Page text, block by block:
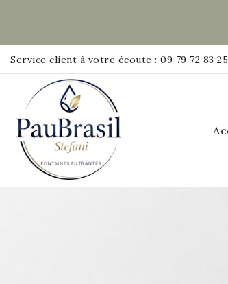
Service client à votre écoute : 09 79 72 83 25